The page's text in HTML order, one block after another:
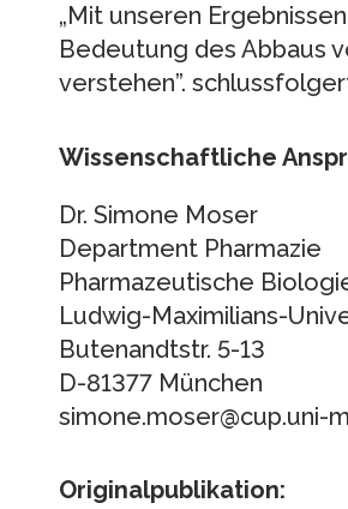
„Mit unseren
Bedeutung des Abbaus
verstehen”.
Wissenschaftliche
Dr. Simone Moser
Department Pharmazie
Pharmazeutische
Ludwig-Maximilians-
Butenandtstr. 5-13
D-81377 München
simone.moser@cup.uni-
Originalpublikation: